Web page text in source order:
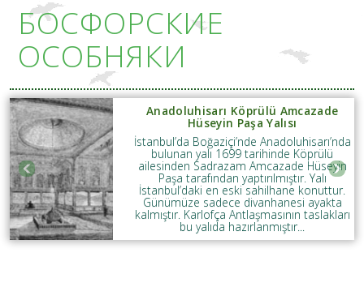
БОСФОРСКИЕ
ОСОБНЯКИ
Anadoluhisarı Köprülü Amcazade
Hüseyin Paşa Yalısı
İstanbul’da Boğaziçi’nde Anadoluhisarı’nda
bulunan yalı 1699 tarihinde Köprülü
ailesinden Sadrazam Amcazade Hüseyin
Paşa tarafından yaptırılmıştır. Yalı
İstanbul’daki en eski sahilhane konuttur.
Günümüze sadece divanhanesi ayakta
kalmıştır. Karlofça Antlaşmasının taslakları
bu yalıda hazırlanmıştır...